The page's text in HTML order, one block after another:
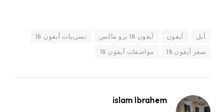
آبل آيفون آيفون 18 برو ماكس
تسريبات آيفون 18
سعر آيفون 18
مواصفات آيفون 18
islam Ibrahem